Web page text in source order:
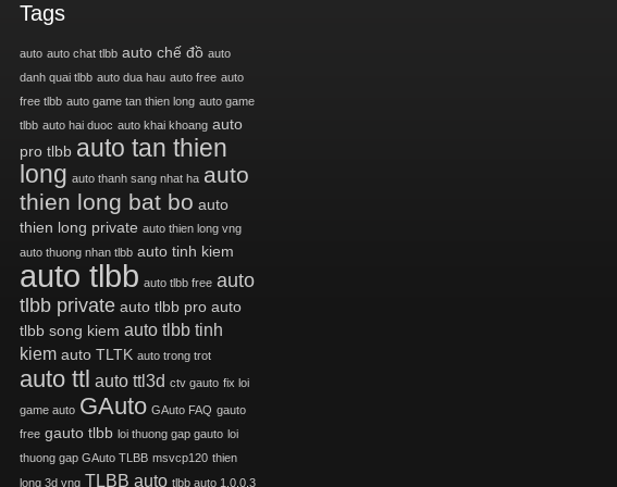
Tags
auto auto chat tlbb auto chế đồ auto
danh quai tlbb auto dua hau auto free auto
free tlbb auto game tan thien long auto game
tlbb auto hai duoc auto khai khoang auto
pro tlbb auto tan thien
long auto thanh sang nhat ha auto
thien long bat bo auto
thien long private auto thien long vng
auto thuong nhan tlbb auto tinh kiem
auto tlbb auto tlbb free auto
tlbb private auto tlbb pro auto
tlbb song kiem auto tlbb tinh
kiem auto TLTK auto trong trot
auto ttl auto ttl3d ctv gauto fix loi
game auto GAuto GAuto FAQ gauto
free gauto tlbb loi thuong gap gauto loi
thuong gap GAuto TLBB msvcp120 thien
long 3d vng TLBB auto tlbb auto 1.0.0.3